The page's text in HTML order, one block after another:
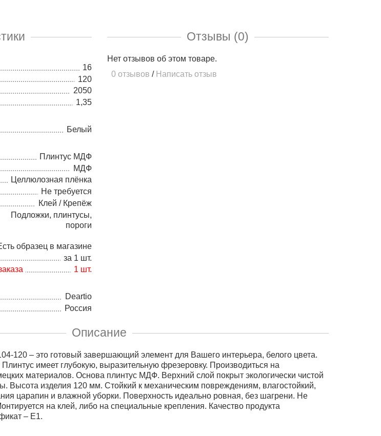
16
120
2050
1,35
Белый
Плинтус МДФ
МДФ
Целлюлозная плёнка
Не требуется
Клей / Крепёж
Подложки, плинтусы,
пороги
образец в магазине
за 1 шт.
1 шт.
Deartio
Россия
Отзывы (0)
Нет отзывов об этом товаре.
0 отзывов / Написать отзыв
Описание
120 – это готовый завершающий элемент для Вашего интерьера, белого цвета.
имеет глубокую, выразительную фрезеровку. Производиться на
материалов. Основа плинтус МДФ. Верхний слой покрыт экологически чистой
Высота изделия 120 мм. Стойкий к механическим повреждениям, влагостойкий,
царапин и влажной уборки. Поверхность идеально ровная, без шагрени. Не
на клей, либо на специальные крепления. Качество продукта
– Е1.